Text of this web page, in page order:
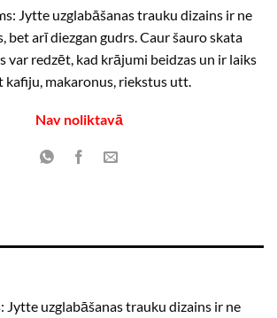
Jytte uzglabāšanas trauku dizains ir ne
bet arī diezgan gudrs. Caur šauro skata
var redzēt, kad krājumi beidzas un ir laiks
kafiju, makaronus, riekstus utt.
Nav noliktavā
Jytte uzglabāšanas trauku dizains ir ne